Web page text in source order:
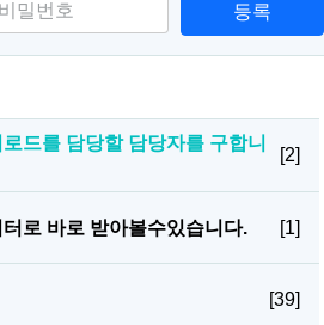
등록
드를 담당할 담당자를 구합니
[2]
로 바로 받아볼수있습니다. [1]
[39]